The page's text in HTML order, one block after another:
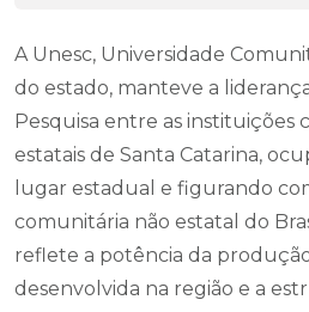
A Unesc, Universidade
do estado, manteve a
Pesquisa entre as instituições
estatais de Santa Catarina,
lugar estadual e figurando
comunitária não estatal do
reflete a potência da
desenvolvida na região e a